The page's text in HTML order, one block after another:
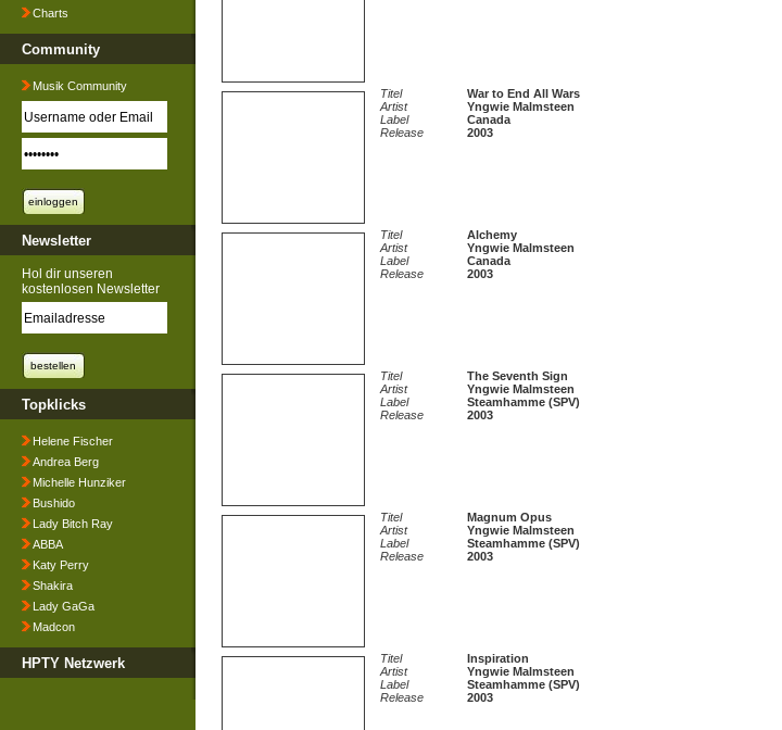
Charts
Community
Musik Community
Newsletter
Hol dir unseren
kostenlosen Newsletter
Topklicks
Helene Fischer
Andrea Berg
Michelle Hunziker
Bushido
Lady Bitch Ray
ABBA
Katy Perry
Shakira
Lady GaGa
Madcon
HPTY Netzwerk
Titel
War to End All Wars
Artist
Yngwie Malmsteen
Label
Canada
Release
2003
Titel
Alchemy
Artist
Yngwie Malmsteen
Label
Canada
Release
2003
Titel
The Seventh Sign
Artist
Yngwie Malmsteen
Label
Steamhamme (SPV)
Release
2003
Titel
Magnum Opus
Artist
Yngwie Malmsteen
Label
Steamhamme (SPV)
Release
2003
Titel
Inspiration
Artist
Yngwie Malmsteen
Label
Steamhamme (SPV)
Release
2003